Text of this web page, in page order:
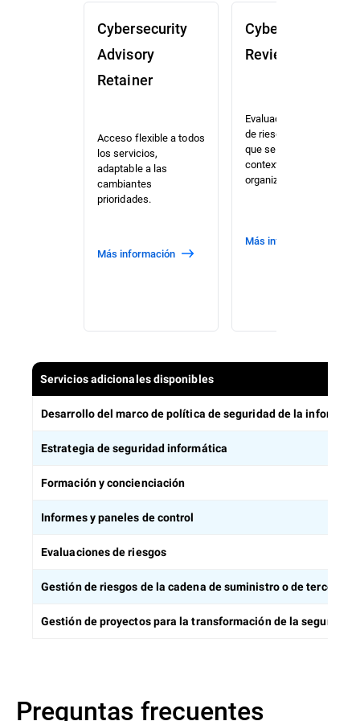
Cybersecurity
Advisory
Retainer
Acceso flexible a todos
los servicios,
adaptable a las
cambiantes
prioridades.
Más información
Cybersecurity
Review (CSR)
Evaluación priorizada
de riesgos y posición
que se adapta al
contexto de su
organización.
Más información
Servicios adicionales disponibles
Desarrollo del marco de política de seguridad de la
Estrategia de seguridad informática
Formación y concienciación
Informes y paneles de control
Evaluaciones de riesgos
Gestión de riesgos de la cadena de suministro o de terceros
Gestión de proyectos para la transformación de la seguridad
Preguntas frecuentes